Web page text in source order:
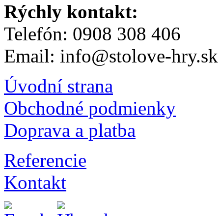
Rýchly kontakt:
Telefón: 0908 308 406
Email: info@stolove-hry.sk
Úvodní strana
Obchodné podmienky
Doprava a platba
Referencie
Kontakt